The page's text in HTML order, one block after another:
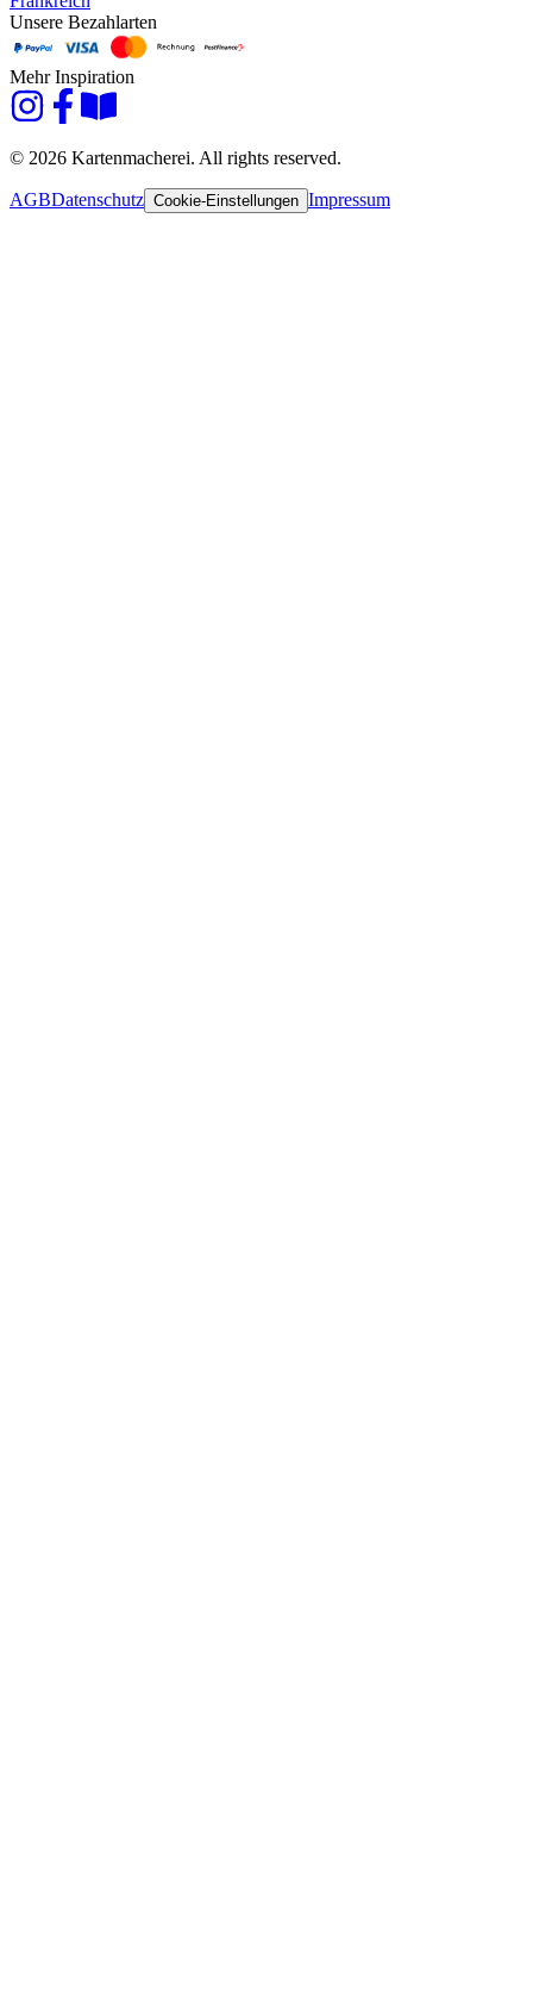
Unsere Bezahlarten
Mehr Inspiration
© 2026 Kartenmacherei. All rights reserved.
AGBDatenschutz Cookie-Einstellungen Impressum